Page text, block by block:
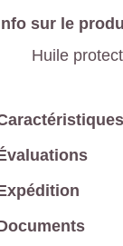
sur le
Huile